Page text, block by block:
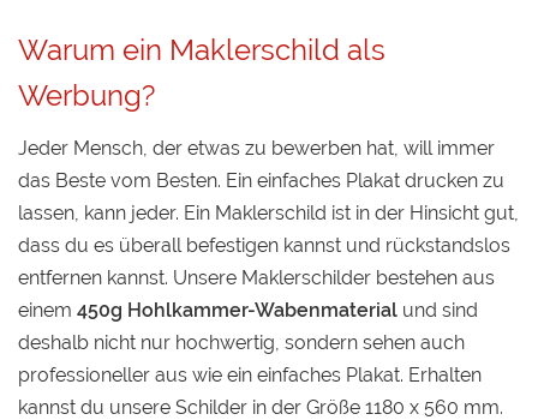
Warum ein Maklerschild als
Werbung?
Jeder Mensch, der etwas zu bewerben hat, will immer
das Beste vom Besten. Ein einfaches Plakat drucken zu
lassen, kann jeder. Ein Maklerschild ist in der Hinsicht gut,
dass du es überall befestigen kannst und rückstandslos
entfernen kannst. Unsere Maklerschilder bestehen aus
einem 450g Hohlkammer-Wabenmaterial und sind
deshalb nicht nur hochwertig, sondern sehen auch
professioneller aus wie ein einfaches Plakat. Erhalten
kannst du unsere Schilder in der Größe 1180 x 560 mm.